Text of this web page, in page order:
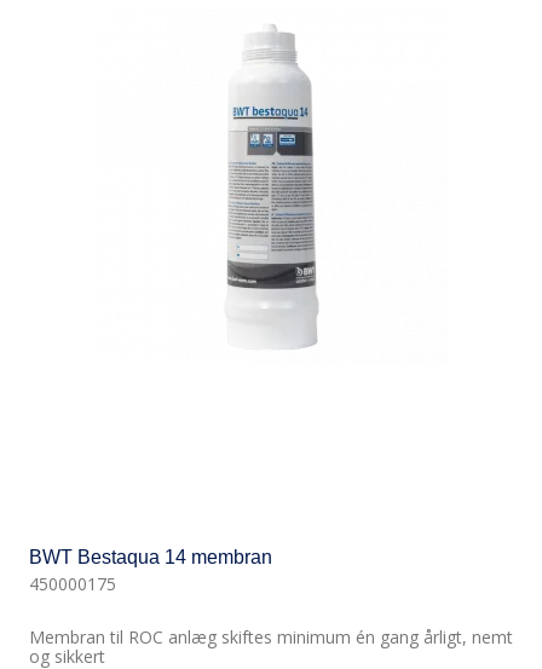
BWT Bestaqua 14 membran
450000175
Membran til ROC anlæg skiftes minimum én gang årligt, nemt
og sikkert